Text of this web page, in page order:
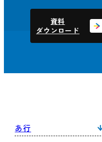
資料
ダウンロード
あ行